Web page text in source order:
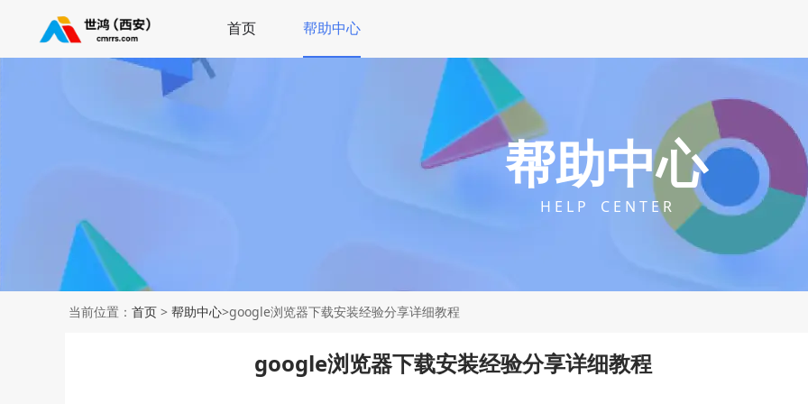
首页 帮助中心
帮助中心
H E L P C E N T E R
当前位置： 首页 > 帮助中心>google浏览器下载安装经验分享详细教程
google浏览器下载安装经验分享详细教程